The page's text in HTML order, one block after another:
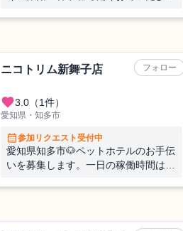
フォロー
ニコトリム新舞子店
favorite3.0 （1件）
愛知県・知多市
calendar_month参加リクエスト受付中
愛知県知多市🐶ペットホテルのお手伝
いを募集します。一日の稼働時間は